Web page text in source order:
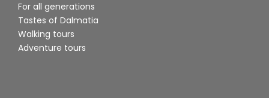
For all generations
Tastes of Dalmatia
Walking tours
Adventure tours